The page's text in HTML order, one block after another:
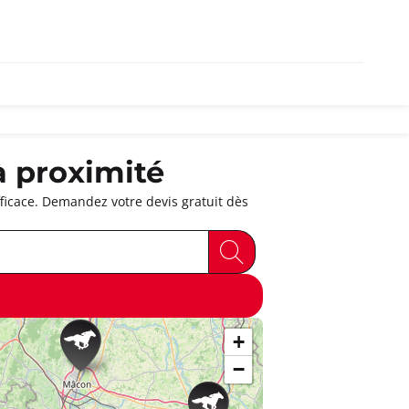
proximité
Demandez votre devis gratuit dès
+
−